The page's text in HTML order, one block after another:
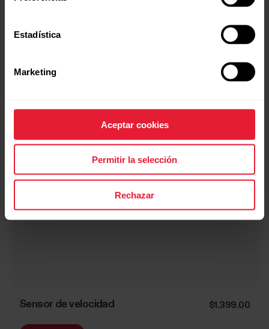
Estadística
Marketing
Aceptar cookies
Permitir la selección
Rechazar
Sensor de velocidad $1,399.00